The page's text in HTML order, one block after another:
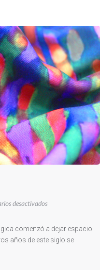
desactivadosen
Digital
comenzó a dejar espacio
años de este siglo se